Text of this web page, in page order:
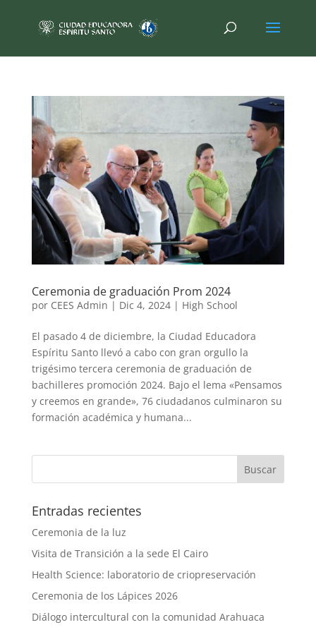
Ceremonia de graduación Prom 2024
por CEES Admin | Dic 4, 2024| High School
El pasado 4 de diciembre, la Ciudad Educadora
Espíritu Santo llevó a cabo con gran orgullo la
trigésimo tercera ceremonia de graduación de
bachilleres promoción 2024. Bajo el lema «Pensamos
y creemos en grande», 76 ciudadanos culminaron su
formación académica y humana...
Entradas recientes
Ceremonia de la luz
Visita de Transición a la sede El Cairo
Health Science: laboratorio de criopreservación
Ceremonia de los Lápices 2026
Diálogo intercultural con la comunidad Arahuaca